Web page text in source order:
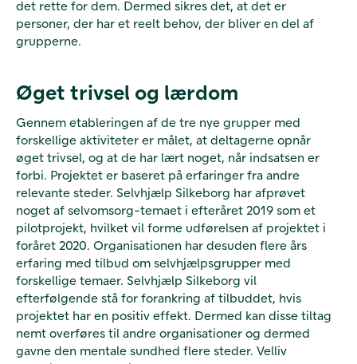
det rette for dem. Dermed sikres det, at det er
personer, der har et reelt behov, der bliver en del af
grupperne.
Øget trivsel og lærdom
Gennem etableringen af de tre nye grupper med
forskellige aktiviteter er målet, at deltagerne opnår
øget trivsel, og at de har lært noget, når indsatsen er
forbi. Projektet er baseret på erfaringer fra andre
relevante steder. Selvhjælp Silkeborg har afprøvet
noget af selvomsorg-temaet i efteråret 2019 som et
pilotprojekt, hvilket vil forme udførelsen af projektet i
foråret 2020. Organisationen har desuden flere års
erfaring med tilbud om selvhjælpsgrupper med
forskellige temaer. Selvhjælp Silkeborg vil
efterfølgende stå for forankring af tilbuddet, hvis
projektet har en positiv effekt. Dermed kan disse tiltag
nemt overføres til andre organisationer og dermed
gavne den mentale sundhed flere steder. Velliv